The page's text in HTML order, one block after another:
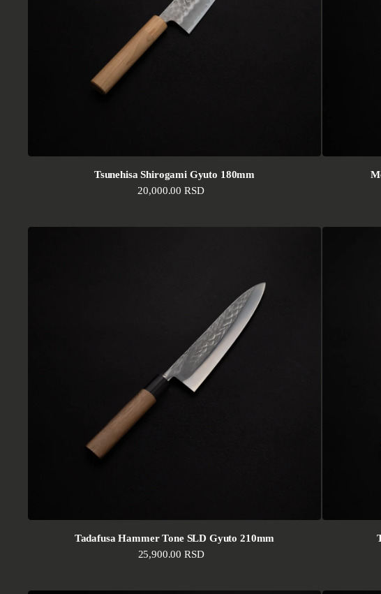
Tsunehisa Shirogami Gyuto 180mm
Standardna cena
20,000.00 RSD
Tadafusa Hammer Tone SLD Gyuto 210mm
Standardna cena
25,900.00 RSD